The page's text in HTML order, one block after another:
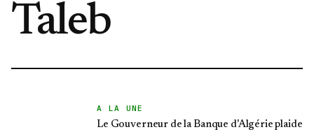
Taleb
A LA UNE
Le Gouverneur de la Banque d'Algérie plaide